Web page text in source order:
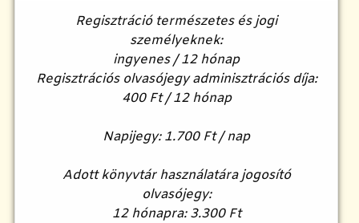
Regisztráció természetes és jogi
személyeknek:
ingyenes / 12 hónap
Regisztrációs olvasójegy adminisztrációs díja:
400 Ft / 12 hónap
Napijegy: 1.700 Ft / nap
Adott könyvtár használatára jogosító
olvasójegy:
12 hónapra: 3.300 Ft